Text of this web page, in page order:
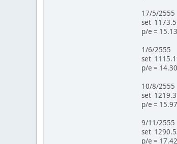
17/5/2555
set
p/e = 15.13
1/6/2555
set
p/e = 14.30
10/8/2555
set
p/e = 15.97
9/11/2555
set
p/e = 17.42